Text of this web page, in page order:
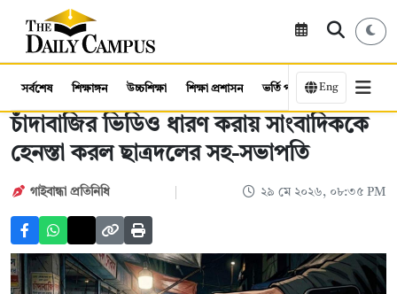
সর্বশেষ শিক্ষাঙ্গন উচ্চশিক্ষা শিক্ষা প্রশাসন ভর্তি পরীক্ষা কর্মসংস্থান
Eng
চাঁদাবাজির ভিডিও ধারণ করায় সাংবাদিককে
হেনস্তা করল ছাত্রদলের সহ-সভাপতি
গাইবান্ধা প্রতিনিধি ২৯ মে ২০২৬, ০৮:৩৫ PM